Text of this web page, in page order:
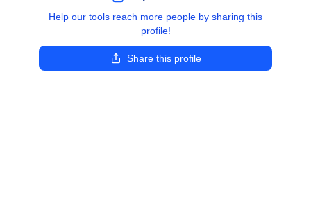
Help our tools reach more people by sharing this
profile!
Share this profile